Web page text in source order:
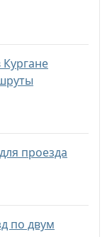
проезда
по двум